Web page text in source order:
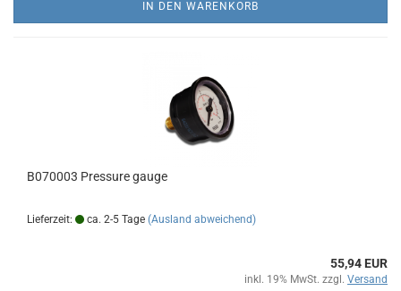
IN DEN WARENKORB
B070003 Pressure gauge
Lieferzeit: ca. 2-5 Tage (Ausland abweichend)
55,94 EUR
inkl. 19% MwSt. zzgl. Versand